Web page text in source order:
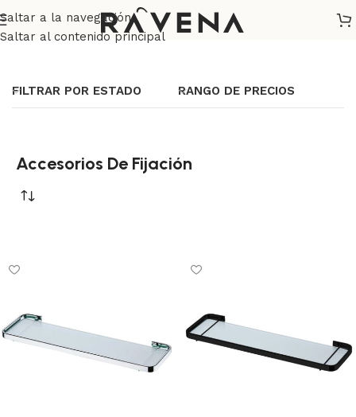
Saltar a la navegación
Saltar al contenido principal
Inicio/ Baño/Accesorios De Fijación
FILTRAR POR ESTADO RANGO DE PRECIOS
Accesorios De Fijación